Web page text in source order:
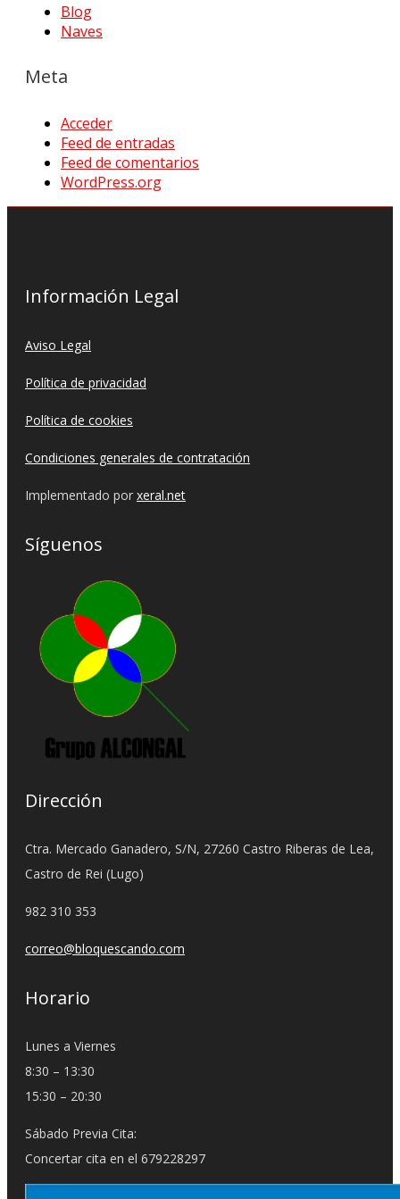
Blog
Naves
Meta
Acceder
Feed de entradas
Feed de comentarios
WordPress.org
Información Legal
Aviso Legal
Política de privacidad
Política de cookies
Condiciones generales de contratación
Implementado por xeral.net
Síguenos
Dirección
Ctra. Mercado Ganadero, S/N, 27260 Castro Riberas de Lea,
Castro de Rei (Lugo)
982 310 353
correo@bloquescando.com
Horario
Lunes a Viernes
8:30 – 13:30
15:30 – 20:30
Sábado Previa Cita:
Concertar cita en el 679228297